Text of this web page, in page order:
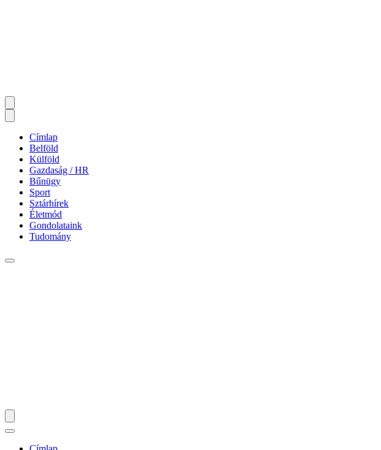
Címlap
Belföld
Külföld
Gazdaság / HR
Bűnügy
Sport
Sztárhírek
Életmód
Gondolataink
Tudomány